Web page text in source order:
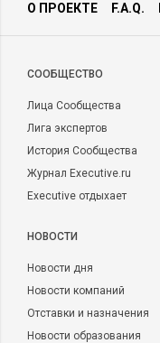
О ПРОЕКТЕ F.A.Q.
CООБЩЕСТВО
Лица Сообщества
Лига экспертов
История Сообщества
Журнал Executive.ru
Executive отдыхает
НОВОСТИ
Новости дня
Новости компаний
Отставки и назначения
Новости образования